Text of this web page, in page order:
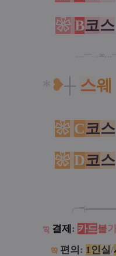
❀ B코스
… ∞ …
❥┼ 스웨
❀ C코스
❀ D코스
╭╼|═════
ಇ 결제 : 카드불
ఇ 편의 : 1 인실 /